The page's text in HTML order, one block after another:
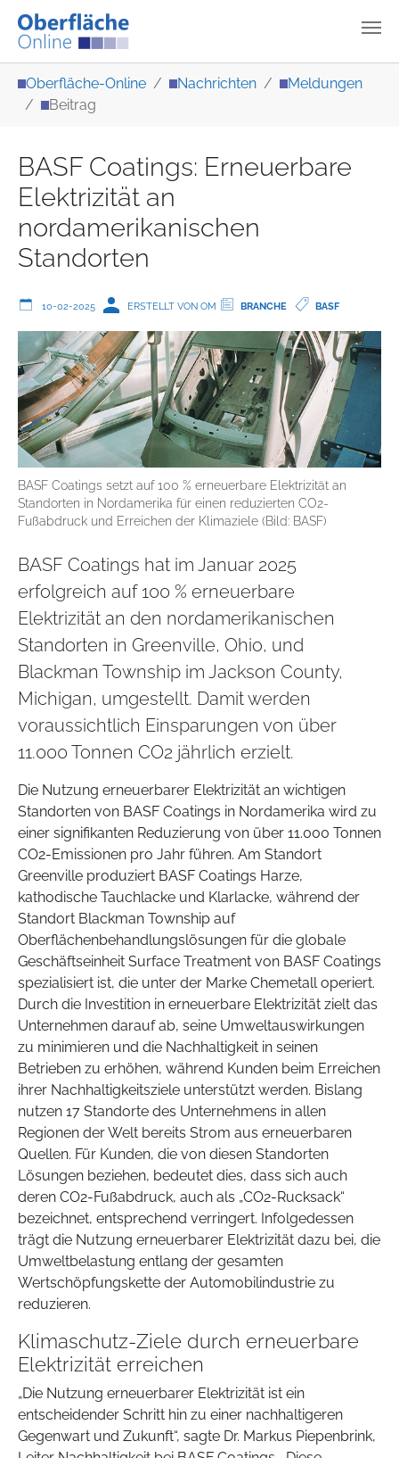
Oberfläche-Online Nachrichten
Meldungen
Beitrag
BASF Coatings: Erneuerbare
Elektrizität an
nordamerikanischen
Standorten
10-02-2025 ERSTELLT VON OM BRANCHE BASF
BASF Coatings setzt auf 100 % erneuerbare Elektrizität an
Standorten in Nordamerika für einen reduzierten CO2-
Fußabdruck und Erreichen der Klimaziele (Bild: BASF)
BASF Coatings hat im Januar 2025
erfolgreich auf 100 % erneuerbare
Elektrizität an den nordamerikanischen
Standorten in Greenville, Ohio, und
Blackman Township im Jackson County,
Michigan, umgestellt. Damit werden
voraussichtlich Einsparungen von über
11.000 Tonnen CO2 jährlich erzielt.
Die Nutzung erneuerbarer Elektrizität an wichtigen
Standorten von BASF Coatings in Nordamerika wird zu
einer signifikanten Reduzierung von über 11.000 Tonnen
CO2-Emissionen pro Jahr führen. Am Standort
Greenville produziert BASF Coatings Harze,
kathodische Tauchlacke und Klarlacke, während der
Standort Blackman Township auf
Oberflächenbehandlungslösungen für die globale
Geschäftseinheit Surface Treatment von BASF Coatings
spezialisiert ist, die unter der Marke Chemetall operiert.
Durch die Investition in erneuerbare Elektrizität zielt das
Unternehmen darauf ab, seine Umweltauswirkungen
zu minimieren und die Nachhaltigkeit in seinen
Betrieben zu erhöhen, während Kunden beim Erreichen
ihrer Nachhaltigkeitsziele unterstützt werden. Bislang
nutzen 17 Standorte des Unternehmens in allen
Regionen der Welt bereits Strom aus erneuerbaren
Quellen. Für Kunden, die von diesen Standorten
Lösungen beziehen, bedeutet dies, dass sich auch
deren CO2-Fußabdruck, auch als „CO2-Rucksack“
bezeichnet, entsprechend verringert. Infolgedessen
trägt die Nutzung erneuerbarer Elektrizität dazu bei, die
Umweltbelastung entlang der gesamten
Wertschöpfungskette der Automobilindustrie zu
reduzieren.
Klimaschutz-Ziele durch erneuerbare
Elektrizität erreichen
„Die Nutzung erneuerbarer Elektrizität ist ein
entscheidender Schritt hin zu einer nachhaltigeren
Gegenwart und Zukunft“, sagte Dr. Markus Piepenbrink,